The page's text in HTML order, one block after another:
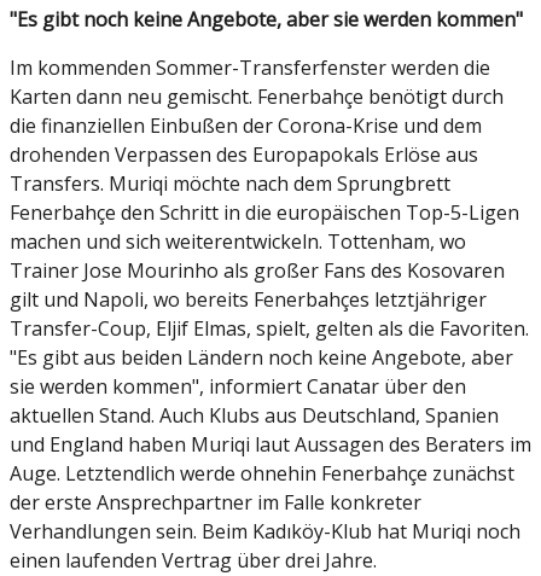
"Es gibt noch keine Angebote, aber sie werden kommen"
Im kommenden Sommer-Transferfenster werden die
Karten dann neu gemischt. Fenerbahçe benötigt durch
die finanziellen Einbußen der Corona-Krise und dem
drohenden Verpassen des Europapokals Erlöse aus
Transfers. Muriqi möchte nach dem Sprungbrett
Fenerbahçe den Schritt in die europäischen Top-5-Ligen
machen und sich weiterentwickeln. Tottenham, wo
Trainer Jose Mourinho als großer Fans des Kosovaren
gilt und Napoli, wo bereits Fenerbahçes letztjähriger
Transfer-Coup, Eljif Elmas, spielt, gelten als die Favoriten.
"Es gibt aus beiden Ländern noch keine Angebote, aber
sie werden kommen", informiert Canatar über den
aktuellen Stand. Auch Klubs aus Deutschland, Spanien
und England haben Muriqi laut Aussagen des Beraters im
Auge. Letztendlich werde ohnehin Fenerbahçe zunächst
der erste Ansprechpartner im Falle konkreter
Verhandlungen sein. Beim Kadıköy-Klub hat Muriqi noch
einen laufenden Vertrag über drei Jahre.